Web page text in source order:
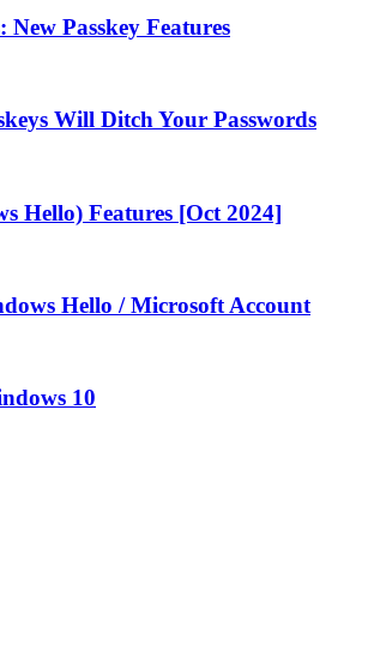
Passkey Features
Will Ditch Your Passwords
Hello) Features [Oct 2024]
Hello / Microsoft Account
10